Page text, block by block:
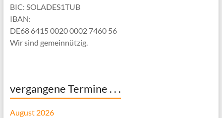
BIC: SOLADES1TUB
IBAN:
DE68 6415 0020 0002 7460 56
Wir sind gemeinnützig.
vergangene Termine . . .
August 2026